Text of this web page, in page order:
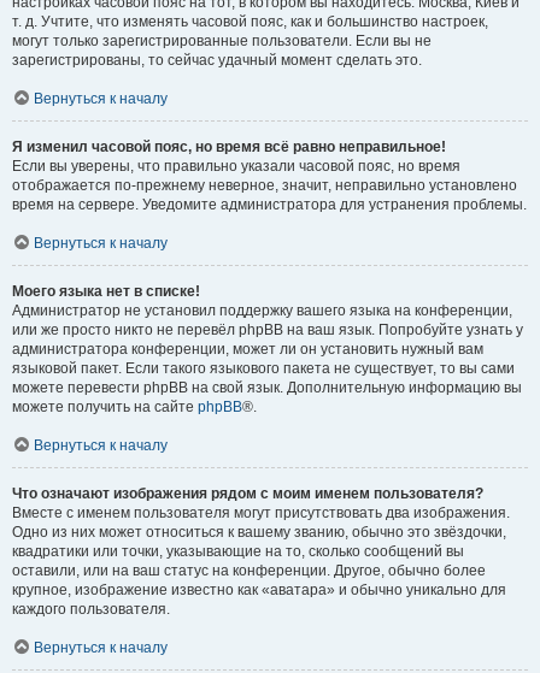
т. д. Учтите, что изменять часовой пояс, как и большинство настроек,
могут только зарегистрированные пользователи. Если вы не
зарегистрированы, то сейчас удачный момент сделать это.
Вернуться к началу
Я изменил часовой пояс, но время всё равно неправильное!
Если вы уверены, что правильно указали часовой пояс, но время
отображается по-прежнему неверное, значит, неправильно установлено
время на сервере. Уведомите администратора для устранения проблемы.
Вернуться к началу
Моего языка нет в списке!
Администратор не установил поддержку вашего языка на конференции,
или же просто никто не перевёл phpBB на ваш язык. Попробуйте узнать у
администратора конференции, может ли он установить нужный вам
языковой пакет. Если такого языкового пакета не существует, то вы сами
можете перевести phpBB на свой язык. Дополнительную информацию вы
можете получить на сайте phpBB®.
Вернуться к началу
Что означают изображения рядом с моим именем пользователя?
Вместе с именем пользователя могут присутствовать два изображения.
Одно из них может относиться к вашему званию, обычно это звёздочки,
квадратики или точки, указывающие на то, сколько сообщений вы
оставили, или на ваш статус на конференции. Другое, обычно более
крупное, изображение известно как «аватара» и обычно уникально для
каждого пользователя.
Вернуться к началу